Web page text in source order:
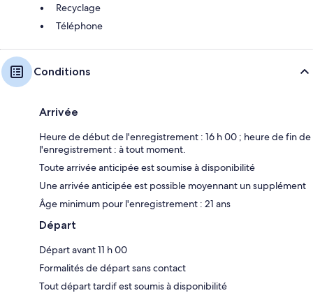
Recyclage
Téléphone
Conditions
Arrivée
Heure de début de l'enregistrement : 16 h 00 ; heure de fin de
l'enregistrement : à tout moment.
Toute arrivée anticipée est soumise à disponibilité
Une arrivée anticipée est possible moyennant un supplément
Âge minimum pour l'enregistrement : 21 ans
Départ
Départ avant 11 h 00
Formalités de départ sans contact
Tout départ tardif est soumis à disponibilité